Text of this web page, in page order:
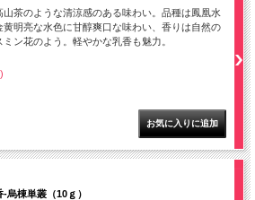
山茶のような清涼感のある味わい。品種は鳳凰水
黄明亮な水色に甘醇爽口な味わい、香りは自然の
ミン花のよう。軽やかな乳香も魅力。
-烏棟単叢（10ｇ）